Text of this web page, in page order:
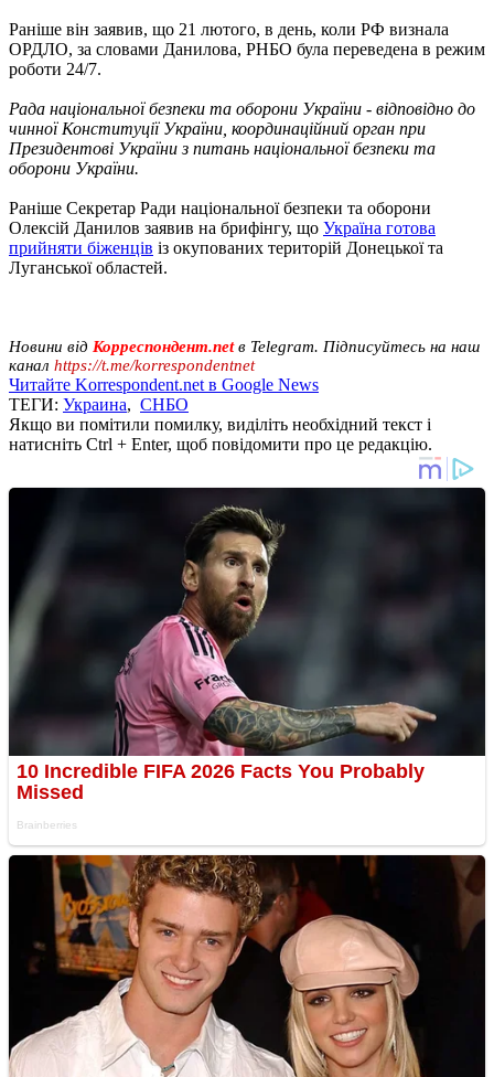
Раніше він заявив, що 21 лютого, в день, коли РФ визнала
ОРДЛО, за словами Данилова, РНБО була переведена в режим
роботи 24/7.
Рада національної безпеки та оборони України - відповідно до
чинної Конституції України, координаційний орган при
Президентові України з питань національної безпеки та
оборони України.
Раніше Секретар Ради національної безпеки та оборони
Олексій Данилов заявив на брифінгу, що Україна готова
прийняти біженців із окупованих територій Донецької та
Луганської областей.
Новини від Корреспондент.netв Telegram. Підписуйтесь на наш
канал https://t.me/korrespondentnet
Читайте Korrespondent.net в Google News
ТЕГИ: Украина, СНБО
Якщо ви помітили помилку, виділіть необхідний текст і
натисніть Ctrl + Enter, щоб повідомити про це редакцію.